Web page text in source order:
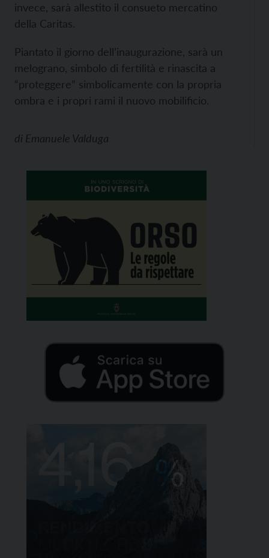
invece, sarà allestito il consueto mercatino
della Caritas.
Piantato il giorno dell’inaugurazione, sarà un
melograno, simbolo di fertilità e rinascita a
“proteggere” simbolicamente con la propria
ombra e i propri rami il nuovo mobilificio.
di Emanuele Valduga